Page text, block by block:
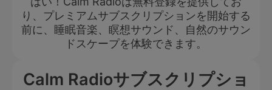
り、プレミアムサブスクリプションを開始する
前に、睡眠音楽、瞑想サウンド、自然のサウン
ドスケープを体験できます。
Calm Radioサブスクリプショ